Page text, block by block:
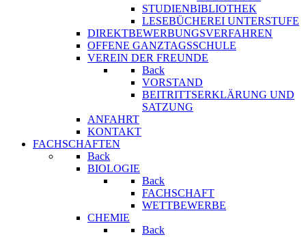
STUDIENBIBLIOTHEK
LESEBÜCHEREI UNTERSTUFE
DIREKTBEWERBUNGSVERFAHREN
OFFENE GANZTAGSSCHULE
VEREIN DER FREUNDE
Back
VORSTAND
BEITRITTSERKLÄRUNG UND
SATZUNG
ANFAHRT
KONTAKT
FACHSCHAFTEN
Back
BIOLOGIE
Back
FACHSCHAFT
WETTBEWERBE
CHEMIE
Back